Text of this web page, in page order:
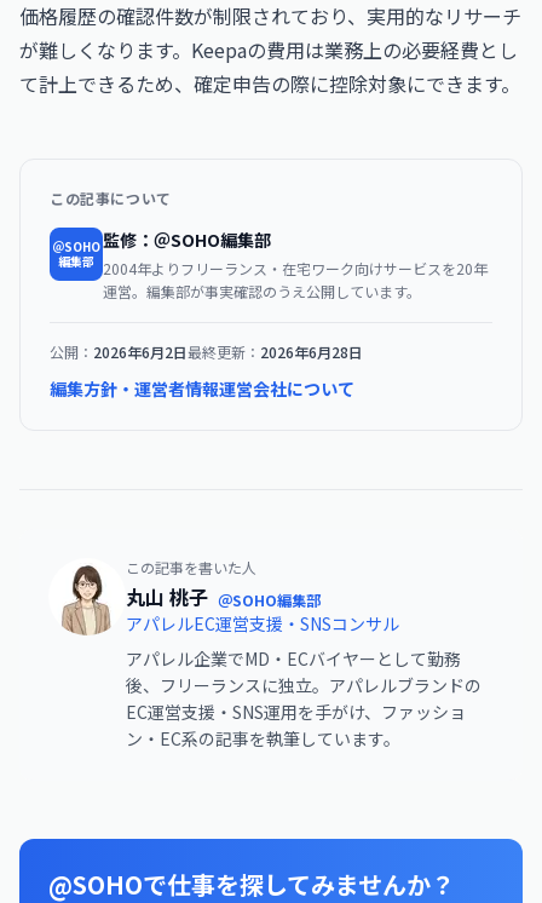
価格履歴の確認件数が制限されており、実用的なリサーチ
が難しくなります。Keepaの費用は業務上の必要経費とし
て計上できるため、確定申告の際に控除対象にできます。
この記事について
＠SOHO
編集部
監修：＠SOHO編集部
2004年よりフリーランス・在宅ワーク向けサービスを20年
運営。編集部が事実確認のうえ公開しています。
公開： 2026年6月2日最終更新： 2026年6月28日
編集方針・運営者情報運営会社について
この記事を書いた人
丸山 桃子 ＠SOHO編集部
アパレルEC運営支援・SNSコンサル
アパレル企業でMD・ECバイヤーとして勤務
後、フリーランスに独立。アパレルブランドの
EC運営支援・SNS運用を手がけ、ファッショ
ン・EC系の記事を執筆しています。
@SOHOで仕事を探してみませんか？